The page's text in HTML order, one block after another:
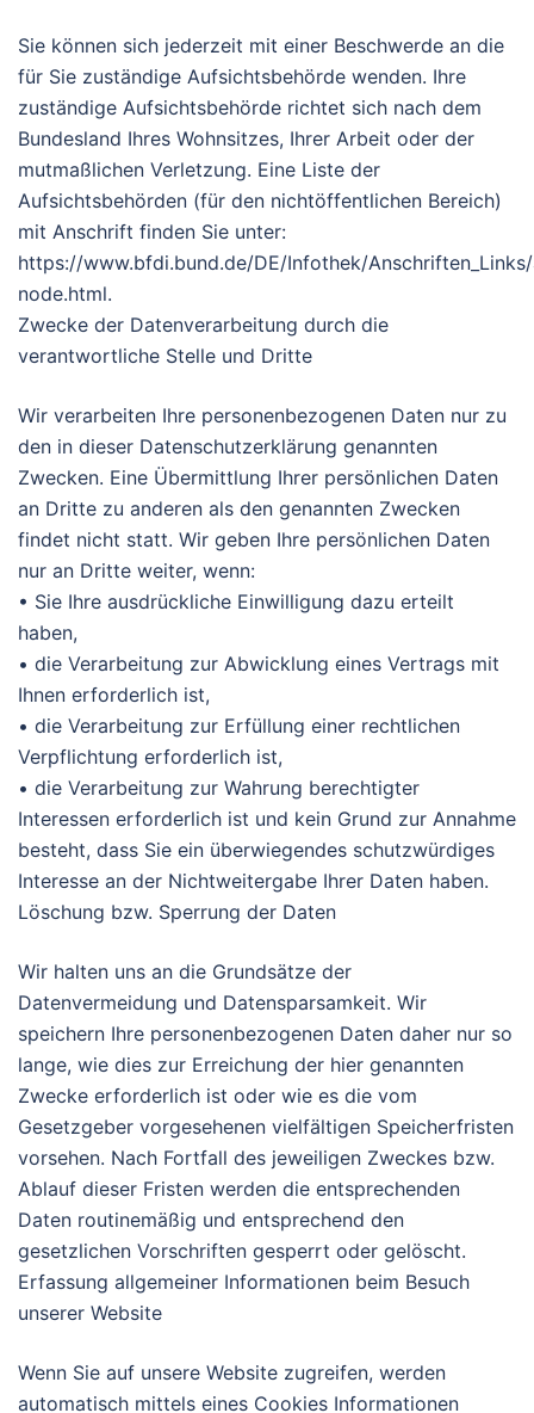
Sie können sich jederzeit mit einer Beschwerde an die
für Sie zuständige Aufsichtsbehörde wenden. Ihre
zuständige Aufsichtsbehörde richtet sich nach dem
Bundesland Ihres Wohnsitzes, Ihrer Arbeit oder der
mutmaßlichen Verletzung. Eine Liste der
Aufsichtsbehörden (für den nichtöffentlichen Bereich)
mit Anschrift finden Sie unter:
https://www.bfdi.bund.de/DE/Infothek/
node.html.
Zwecke der Datenverarbeitung durch die
verantwortliche Stelle und Dritte
Wir verarbeiten Ihre personenbezogenen Daten nur zu
den in dieser Datenschutzerklärung genannten
Zwecken. Eine Übermittlung Ihrer persönlichen Daten
an Dritte zu anderen als den genannten Zwecken
findet nicht statt. Wir geben Ihre persönlichen Daten
nur an Dritte weiter, wenn:
• Sie Ihre ausdrückliche Einwilligung dazu erteilt
haben,
• die Verarbeitung zur Abwicklung eines Vertrags mit
Ihnen erforderlich ist,
• die Verarbeitung zur Erfüllung einer rechtlichen
Verpflichtung erforderlich ist,
• die Verarbeitung zur Wahrung berechtigter
Interessen erforderlich ist und kein Grund zur Annahme
besteht, dass Sie ein überwiegendes schutzwürdiges
Interesse an der Nichtweitergabe Ihrer Daten haben.
Löschung bzw. Sperrung der Daten
Wir halten uns an die Grundsätze der
Datenvermeidung und Datensparsamkeit. Wir
speichern Ihre personenbezogenen Daten daher nur so
lange, wie dies zur Erreichung der hier genannten
Zwecke erforderlich ist oder wie es die vom
Gesetzgeber vorgesehenen vielfältigen Speicherfristen
vorsehen. Nach Fortfall des jeweiligen Zweckes bzw.
Ablauf dieser Fristen werden die entsprechenden
Daten routinemäßig und entsprechend den
gesetzlichen Vorschriften gesperrt oder gelöscht.
Erfassung allgemeiner Informationen beim Besuch
unserer Website
Wenn Sie auf unsere Website zugreifen, werden
automatisch mittels eines Cookies Informationen